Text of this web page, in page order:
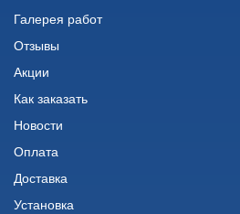
Галерея работ
Отзывы
Акции
Как заказать
Новости
Оплата
Доставка
Установка